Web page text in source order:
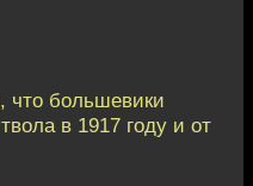
что большевики
в 1917 году и от